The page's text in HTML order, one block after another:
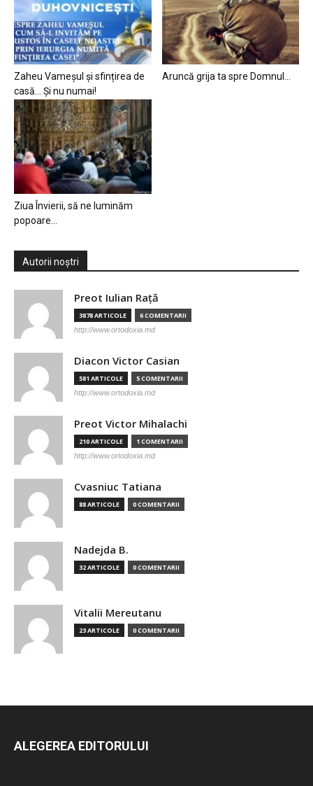
Zaheu Vameșul și sfințirea de
casă… Și nu numai!
Aruncă grija ta spre Domnul…
Ziua Învierii, să ne luminăm
popoare…
Autorii noștri
Preot Iulian Raţă
3878 ARTICOLE 6 COMENTARII
http://www.ortodoxia.md
Diacon Victor Casian
581 ARTICOLE 5 COMENTARII
http://www.ortodoxia.md
Preot Victor Mihalachi
210 ARTICOLE 1 COMENTARII
http://www.ortodoxia.md
Cvasniuc Tatiana
88 ARTICOLE 0 COMENTARII
Nadejda B.
32 ARTICOLE 0 COMENTARII
Vitalii Mereutanu
23 ARTICOLE 0 COMENTARII
ALEGEREA EDITORULUI